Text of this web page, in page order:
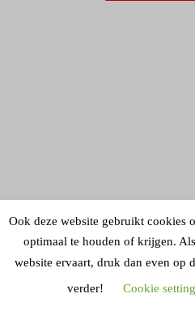
Ook deze website gebruikt cookies
optimaal te houden of krijgen.
website ervaart, druk dan even op
verder!
Cookie